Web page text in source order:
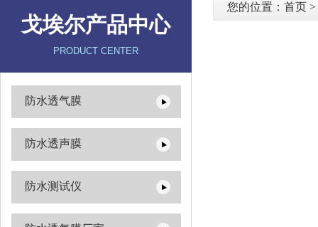
戈埃尔产品中心
PRODUCT CENTER
防水透气膜
防水透声膜
防水测试仪
您的位置： 首页 >